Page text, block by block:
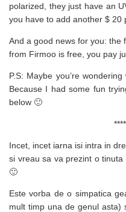
polarized, they just have an
you have to add another $ 20
And a good news for you: the
from Firmoo is free, you pay
P.S: Maybe you’re
Because I had some fun
below 🙂
Incet, incet iarna isi intra in
si vreau sa va prezint o
🙂
Este vorba de o simpatica
mult timp una de genul asta)